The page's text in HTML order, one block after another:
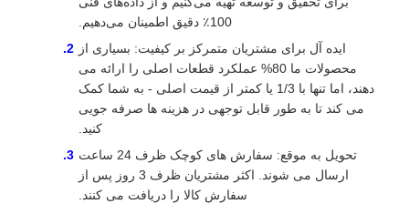
100٪ دقیق اطمینان می‌دهیم.
ایده آل برای مشتریان متمرکز بر کیفیت: بسیاری از
محصولات ما 80% عملکرد قطعات اصلی را ارائه می
دهند، اما تنها با 1/3 یا کمتر از قیمت اصلی - به شما کمک
می کند تا به طور قابل توجهی در هزینه ها صرفه جویی
کنید.
تحویل به موقع: سفارش های کوچک ظرف 24 ساعت
ارسال می شوند. اکثر مشتریان ظرف 3 روز پس از
سفارش کالا را دریافت می کنند.